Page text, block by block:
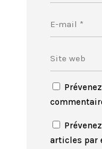
articles par